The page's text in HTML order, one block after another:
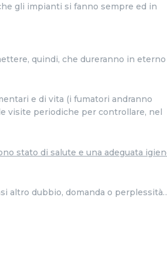
gli impianti si fanno sempre ed in
quindi, che dureranno in eterno
e di vita (i fumatori andranno
visite periodiche per controllare, nel
stato di salute e una adeguata
altro dubbio, domanda o